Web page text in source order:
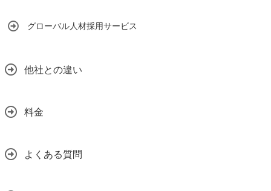
グローバル人材採用サービス
他社との違い
料金
よくある質問